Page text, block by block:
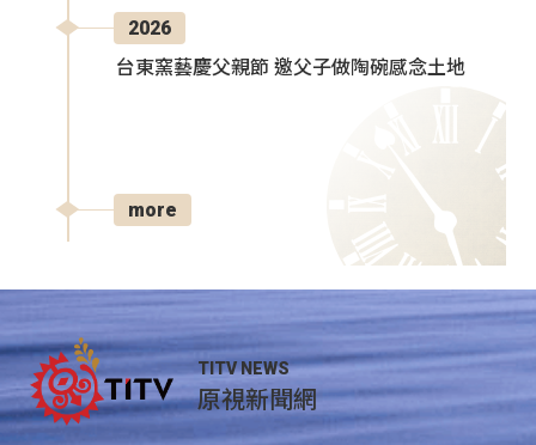
2026
台東窯藝慶父親節 邀父子做陶碗感念土地
more
TITV NEWS
原視新聞網